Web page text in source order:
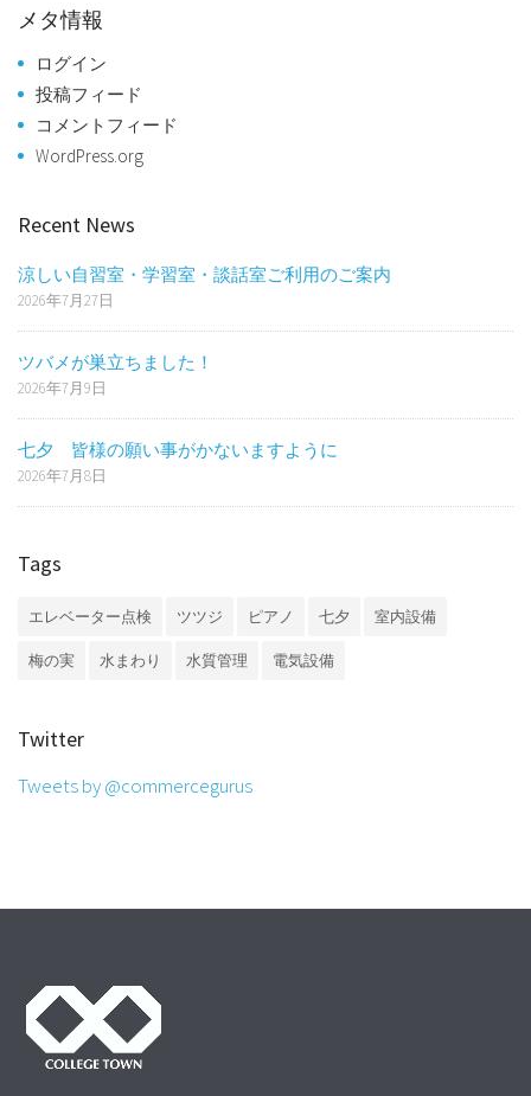
メタ情報
ログイン
投稿フィード
コメントフィード
WordPress.org
Recent News
涼しい自習室・学習室・談話室ご利用のご案内
2026年7月27日
ツバメが巣立ちました！
2026年7月9日
七夕 皆様の願い事がかないますように
2026年7月8日
Tags
エレベーター点検 ツツジ ピアノ 七夕 室内設備
梅の実 水まわり 水質管理 電気設備
Twitter
Tweets by @commercegurus